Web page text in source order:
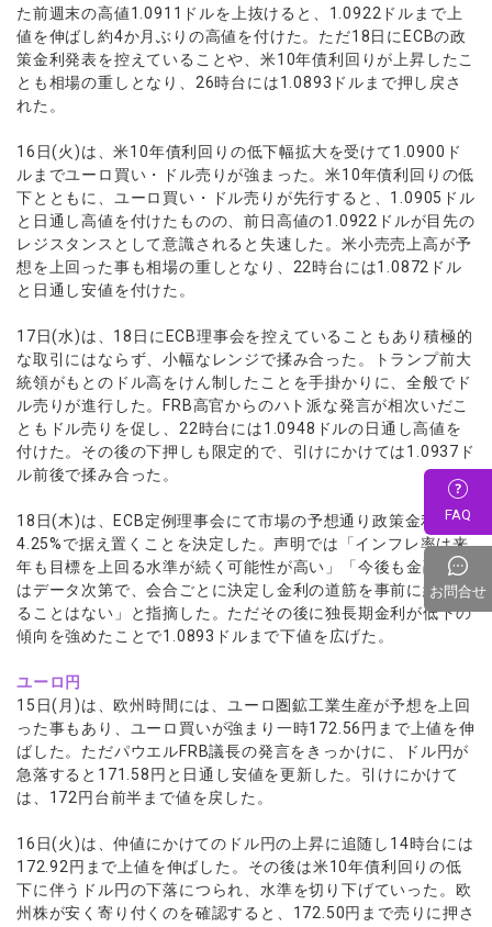
た前週末の高値1.0911ドルを上抜けると、1.0922ドルまで上
値を伸ばし約4か月ぶりの高値を付けた。ただ18日にECBの政
策金利発表を控えていることや、米10年債利回りが上昇したこ
とも相場の重しとなり、26時台には1.0893ドルまで押し戻さ
れた。
16日(火)は、米10年債利回りの低下幅拡大を受けて1.0900ド
ルまでユーロ買い・ドル売りが強まった。米10年債利回りの低
下とともに、ユーロ買い・ドル売りが先行すると、1.0905ドル
と日通し高値を付けたものの、前日高値の1.0922ドルが目先の
レジスタンスとして意識されると失速した。米小売売上高が予
想を上回った事も相場の重しとなり、22時台には1.0872ドル
と日通し安値を付けた。
17日(水)は、18日にECB理事会を控えていることもあり積極的
な取引にはならず、小幅なレンジで揉み合った。トランプ前大
統領がもとのドル高をけん制したことを手掛かりに、全般でド
ル売りが進行した。FRB高官からのハト派な発言が相次いだこ
ともドル売りを促し、22時台には1.0948ドルの日通し高値を
付けた。その後の下押しも限定的で、引けにかけては1.0937ド
ル前後で揉み合った。
18日(木)は、ECB定例理事会にて市場の予想通り政策金利を
4.25%で据え置くことを決定した。声明では「インフレ率は来
年も目標を上回る水準が続く可能性が高い」「今後も金融政策
はデータ次第で、会合ごとに決定し金利の道筋を事前に約束す
ることはない」と指摘した。ただその後に独長期金利が低下の
傾向を強めたことで1.0893ドルまで下値を広げた。
ユーロ円
15日(月)は、欧州時間には、ユーロ圏鉱工業生産が予想を上回
った事もあり、ユーロ買いが強まり一時172.56円まで上値を伸
ばした。ただパウエルFRB議長の発言をきっかけに、ドル円が
急落すると171.58円と日通し安値を更新した。引けにかけて
は、172円台前半まで値を戻した。
16日(火)は、仲値にかけてのドル円の上昇に追随し14時台には
172.92円まで上値を伸ばした。その後は米10年債利回りの低
下に伴うドル円の下落につられ、水準を切り下げていった。欧
州株が安く寄り付くのを確認すると、172.50円まで売りに押さ
FAQ
お問合せ